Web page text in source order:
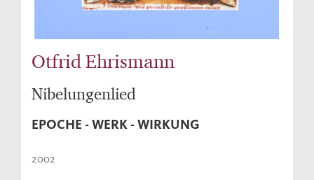
Otfrid Ehrismann
Nibelungenlied
EPOCHE - WERK - WIRKUNG
2002